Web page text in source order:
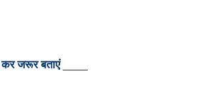
कर जरूर बताएं____